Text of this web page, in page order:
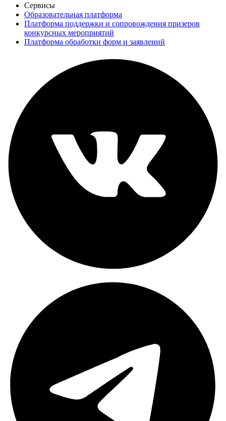
Сервисы
Образовательная платформа
Платформа поддержки и сопровождения призеров
конкурсных мероприятий
Платформа обработки форм и заявлений